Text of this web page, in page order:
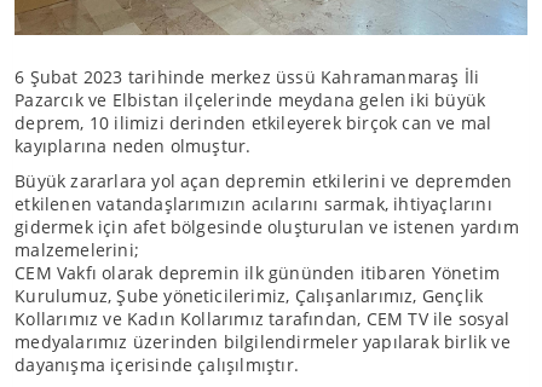
6 Şubat 2023 tarihinde merkez üssü Kahramanmaraş İli
Pazarcık ve Elbistan ilçelerinde meydana gelen iki büyük
deprem, 10 ilimizi derinden etkileyerek birçok can ve mal
kayıplarına neden olmuştur.
Büyük zararlara yol açan depremin etkilerini ve depremden
etkilenen vatandaşlarımızın acılarını sarmak, ihtiyaçlarını
gidermek için afet bölgesinde oluşturulan ve istenen yardım
malzemelerini;
CEM Vakfı olarak depremin ilk gününden itibaren Yönetim
Kurulumuz, Şube yöneticilerimiz, Çalışanlarımız, Gençlik
Kollarımız ve Kadın Kollarımız tarafından, CEM TV ile sosyal
medyalarımız üzerinden bilgilendirmeler yapılarak birlik ve
dayanışma içerisinde çalışılmıştır.